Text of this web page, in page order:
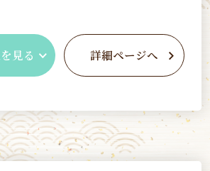
見る 詳細ページへ